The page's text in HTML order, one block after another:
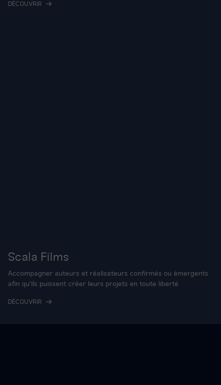
DÉCOUVRIR
Scala Films
Accompagner auteurs et réalisateurs confirmés ou émergents
afin qu'ils puissent créer leurs projets en toute liberté
DÉCOUVRIR